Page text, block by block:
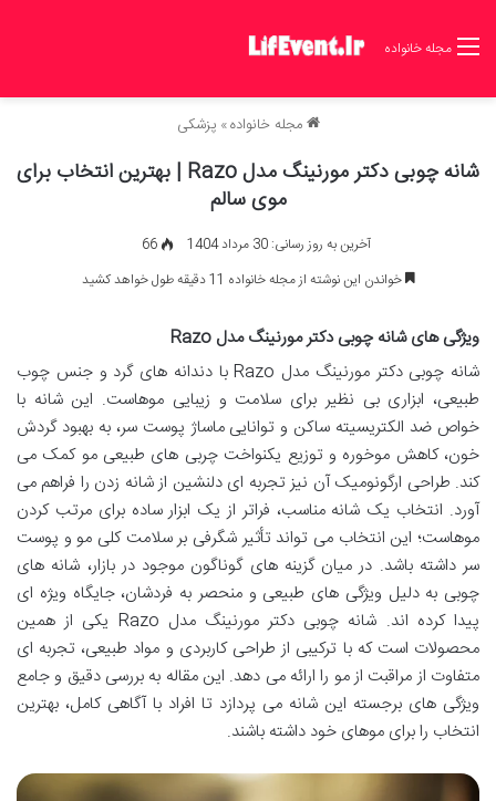
مجله خانواده
مجله خانواده» پزشکی
شانه چوبی دکتر مورنینگ مدل Razo | بهترین انتخاب برای
موی سالم
آخرین به روز رسانی: 30 مرداد 1404
66
خواندن این نوشته از مجله خانواده 11 دقیقه طول خواهد کشید
ویژگی های شانه چوبی دکتر مورنینگ مدل Razo
شانه چوبی دکتر مورنینگ مدل Razo با دندانه های گرد و جنس چوب
طبیعی، ابزاری بی نظیر برای سلامت و زیبایی موهاست. این شانه با
خواص ضد الکتریسیته ساکن و توانایی ماساژ پوست سر، به بهبود گردش
خون، کاهش موخوره و توزیع یکنواخت چربی های طبیعی مو کمک می
کند. طراحی ارگونومیک آن نیز تجربه ای دلنشین از شانه زدن را فراهم می
آورد. انتخاب یک شانه مناسب، فراتر از یک ابزار ساده برای مرتب کردن
موهاست؛ این انتخاب می تواند تأثیر شگرفی بر سلامت کلی مو و پوست
سر داشته باشد. در میان گزینه های گوناگون موجود در بازار، شانه های
چوبی به دلیل ویژگی های طبیعی و منحصر به فردشان، جایگاه ویژه ای
پیدا کرده اند. شانه چوبی دکتر مورنینگ مدل Razo یکی از همین
محصولات است که با ترکیبی از طراحی کاربردی و مواد طبیعی، تجربه ای
متفاوت از مراقبت از مو را ارائه می دهد. این مقاله به بررسی دقیق و جامع
ویژگی های برجسته این شانه می پردازد تا افراد با آگاهی کامل، بهترین
انتخاب را برای موهای خود داشته باشند.